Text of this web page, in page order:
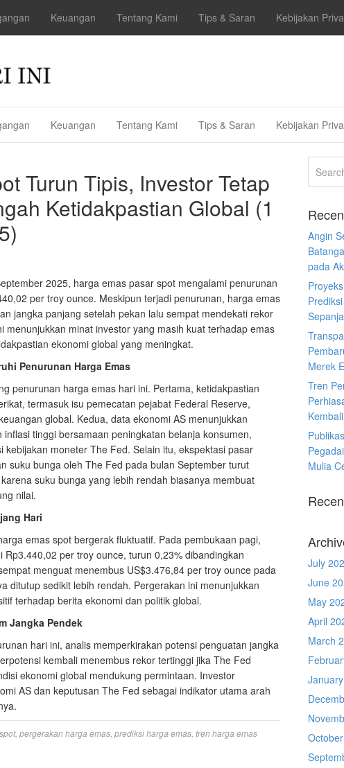
Keuangan Tentang Kami Tips & Saran Kebijakan
Keuangan Tentang Kami Tips & Saran Kebijakan
Turun Tipis, Investor Tetap
Ketidakpastian Global (1
2025, harga emas pasar spot mengalami penurunan
per troy ounce. Meskipun terjadi penurunan, harga emas
jangka panjang setelah pekan lalu sempat mendekati rekor
menunjukkan minat investor yang masih kuat terhadap emas
ekonomi global yang meningkat.
Penurunan Harga Emas
penurunan harga emas hari ini. Pertama, ketidakpastian
termasuk isu pemecatan pejabat Federal Reserve,
global. Kedua, data ekonomi AS menunjukkan
tinggi bersamaan peningkatan belanja konsumen,
kebijakan moneter The Fed. Selain itu, ekspektasi pasar
suku bunga oleh The Fed pada bulan September turut
suku bunga yang lebih rendah biasanya membuat
nilai.
Hari
emas spot bergerak fluktuatif. Pada pembukaan pagi,
per troy ounce, turun 0,23% dibandingkan
menguat menembus US$3.476,84 per troy ounce pada
ditutup sedikit lebih rendah. Pergerakan ini menunjukkan
terhadap berita ekonomi dan politik global.
Jangka Pendek
hari ini, analis memperkirakan potensi penguatan jangka
kembali menembus rekor tertinggi jika The Fed
ekonomi global mendukung permintaan. Investor
AS dan keputusan The Fed sebagai indikator utama arah
, pergerakan harga emas prediksi harga emas tren harga emas
Angin
pada
Merek
Tren
Mulia
July
June
May
April
March